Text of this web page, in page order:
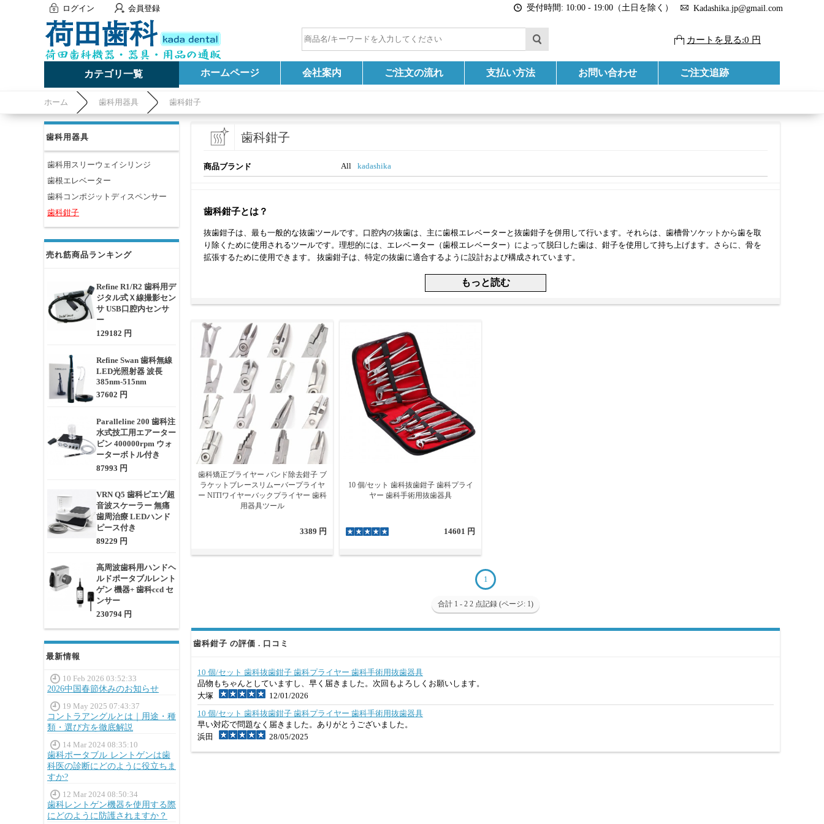
ログイン 会員登録 受付時間: 10:00 - 19:00（土日を除く） Kadashika.jp@gmail.com
カートを見る:0 円
カテゴリ一覧 ホームページ 会社案内 ご注文の流れ 支払い方法 お問い合わせ ご注文追跡
ホーム 歯科用器具 歯科鉗子
歯科用器具
歯科用スリーウェイシリンジ
歯根エレベーター
歯科コンポジットディスペンサー
歯科鉗子
売れ筋商品ランキング
Refine R1/R2 歯科用デ
ジタル式Ｘ線撮影セン
サ USB口腔内センサ
ー
129182 円
Refine Swan 歯科無線
LED光照射器 波長
385nm-515nm
37602 円
Paralleline 200 歯科注
水式技工用エアーター
ビン 400000rpm ウォ
ーターボトル付き
87993 円
VRN Q5 歯科ピエゾ超
音波スケーラー 無痛
歯周治療 LEDハンド
ピース付き
89229 円
高周波歯科用ハンドヘ
ルドポータブルレント
ゲン 機器+ 歯科ccd セ
ンサー
230794 円
最新情報
10 Feb 2026 03:52:33
2026中国春節休みのお知らせ
19 May 2025 07:43:37
コントラアングルとは｜用途・種
類・選び方を徹底解説
14 Mar 2024 08:35:10
歯科ポータブル レントゲンは歯
科医の診断にどのように役立ちま
すか?
12 Mar 2024 08:50:34
歯科レントゲン機器を使用する際
にどのように防護されますか？
歯科鉗子
商品ブランド All kadashika
歯科鉗子とは？
抜歯鉗子は、最も一般的な抜歯ツールです。口腔内の抜歯は、主に歯根エレベーターと抜歯鉗子を併用して行います。それらは、歯槽骨ソケットから歯を取
り除くために使用されるツールです。理想的には、エレベーター（歯根エレベーター）によって脱臼した歯は、鉗子を使用して持ち上げます。さらに、骨を
拡張するために使用できます。 抜歯鉗子は、特定の抜歯に適合するように設計および構成されています。
歯科矯正プライヤー バンド除去鉗子 ブ
ラケットブレースリムーバープライヤ
ー NITIワイヤーバックプライヤー 歯科
用器具ツール
3389 円
10 個/セット 歯科抜歯鉗子 歯科プライ
ヤー 歯科手術用抜歯器具
14601 円
1
合計 1 - 2 2 点記録 (ページ: 1)
歯科鉗子 の評価 . 口コミ
10 個/セット 歯科抜歯鉗子 歯科プライヤー 歯科手術用抜歯器具
品物もちゃんとしていますし、早く届きました。次回もよろしくお願いします。
大塚
12/01/2026
10 個/セット 歯科抜歯鉗子 歯科プライヤー 歯科手術用抜歯器具
早い対応で問題なく届きました。ありがとうございました。
浜田
28/05/2025